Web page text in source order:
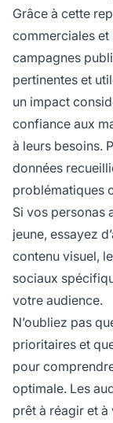
Grâce à cette
commerciales
campagnes
pertinentes et
un impact
confiance aux
à leurs besoins.
données
problématiques
Si vos personas
jeune, essayez
contenu visuel,
sociaux
votre audience.
N’oubliez pas
prioritaires et
pour
optimale. Les
prêt à réagir et à